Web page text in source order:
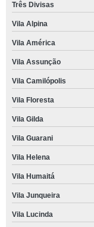
Três Divisas
Vila Alpina
Vila América
Vila Assunção
Vila Camilópolis
Vila Floresta
Vila Gilda
Vila Guarani
Vila Helena
Vila Humaitá
Vila Junqueira
Vila Lucinda